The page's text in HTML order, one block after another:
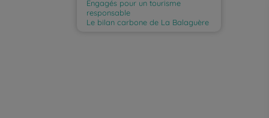
Engagés pour un tourisme
responsable
Le bilan carbone de La Balaguère